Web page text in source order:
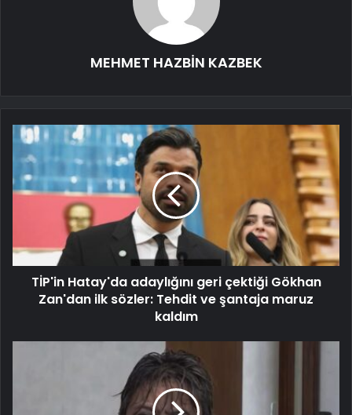
MEHMET HAZBİN KAZBEK
TİP'in Hatay'da adaylığını geri çektiği Gökhan
Zan'dan ilk sözler: Tehdit ve şantaja maruz
kaldım